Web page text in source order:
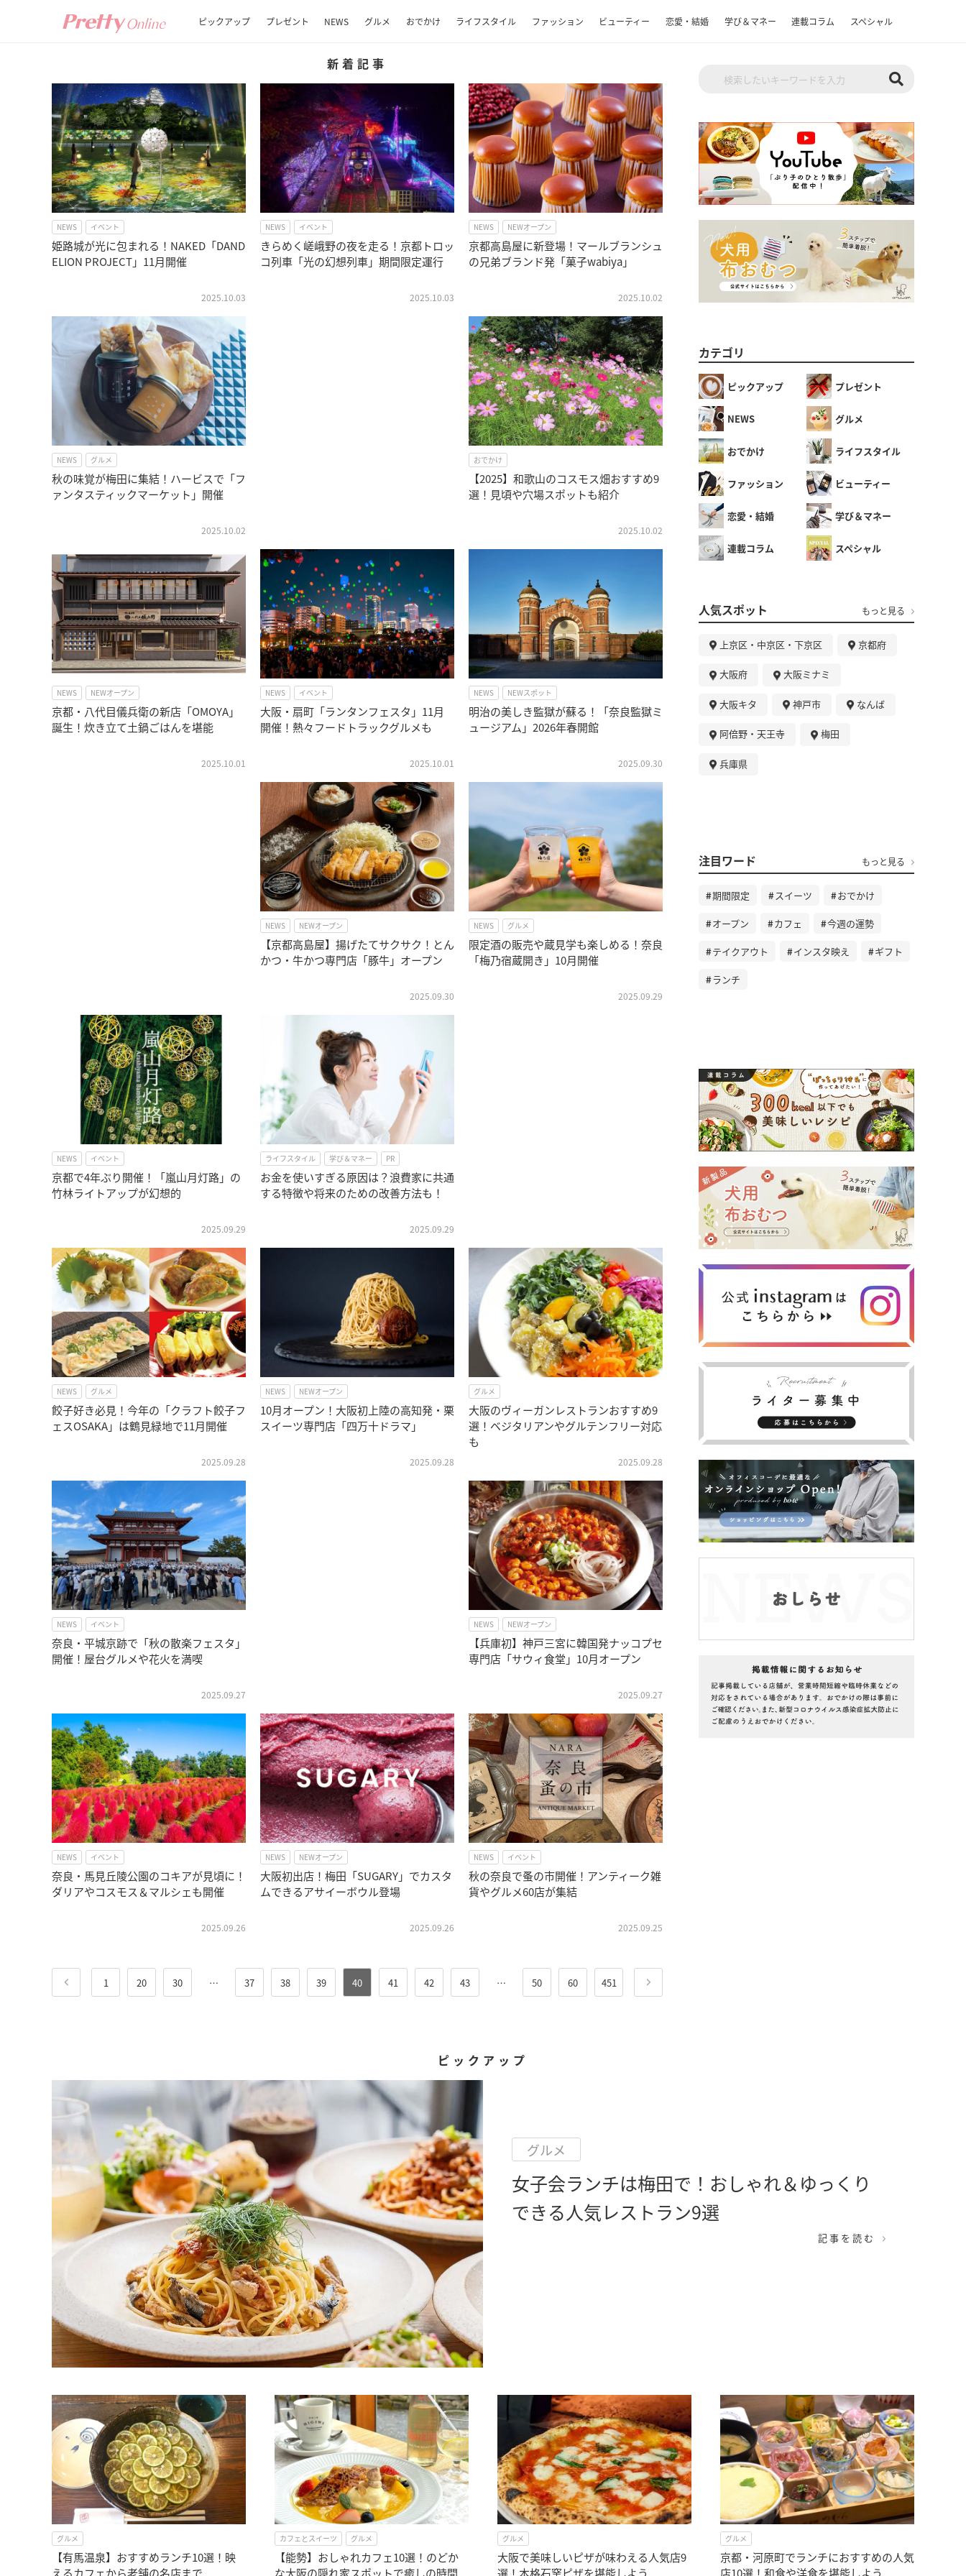
ピックアップ プレゼント NEWS グルメ おでかけ ライフスタイル ファッション ビューティー 恋愛・結婚 学び＆マネー 連載コラム スペシャル
新着記事
NEWS イベント
姫路城が光に包まれる！NAKED「DAND
ELION PROJECT」11月開催
2025.10.03
NEWS イベント
きらめく嵯峨野の夜を走る！京都トロッ
コ列車「光の幻想列車」期間限定運行
2025.10.03
NEWS NEWオープン
京都高島屋に新登場！マールブランシュ
の兄弟ブランド発「菓子wabiya」
2025.10.02
NEWS グルメ
秋の味覚が梅田に集結！ハービスで「フ
ァンタスティックマーケット」開催
2025.10.02
おでかけ
【2025】和歌山のコスモス畑おすすめ9
選！見頃や穴場スポットも紹介
2025.10.02
NEWS NEWオープン
京都・八代目儀兵衛の新店「OMOYA」
誕生！炊き立て土鍋ごはんを堪能
2025.10.01
NEWS イベント
大阪・扇町「ランタンフェスタ」11月
開催！熱々フードトラックグルメも
2025.10.01
NEWS NEWスポット
明治の美しき監獄が蘇る！「奈良監獄ミ
ュージアム」2026年春開館
2025.09.30
NEWS NEWオープン
【京都高島屋】揚げたてサクサク！とん
かつ・牛かつ専門店「豚牛」オープン
2025.09.30
NEWS グルメ
限定酒の販売や蔵見学も楽しめる！奈良
「梅乃宿蔵開き」10月開催
2025.09.29
NEWS イベント
京都で4年ぶり開催！「嵐山月灯路」の
竹林ライトアップが幻想的
2025.09.29
ライフスタイル 学び＆マネー PR
お金を使いすぎる原因は？浪費家に共通
する特徴や将来のための改善方法も！
2025.09.29
NEWS グルメ
餃子好き必見！今年の「クラフト餃子フ
ェスOSAKA」は鶴見緑地で11月開催
2025.09.28
NEWS NEWオープン
10月オープン！大阪初上陸の高知発・栗
スイーツ専門店「四万十ドラマ」
2025.09.28
グルメ
大阪のヴィーガンレストランおすすめ9
選！ベジタリアンやグルテンフリー対応
も
2025.09.28
NEWS イベント
奈良・平城京跡で「秋の散楽フェスタ」
開催！屋台グルメや花火を満喫
2025.09.27
NEWS NEWオープン
【兵庫初】神戸三宮に韓国発ナッコプセ
専門店「サウィ食堂」10月オープン
2025.09.27
NEWS イベント
奈良・馬見丘陵公園のコキアが見頃に！
ダリアやコスモス＆マルシェも開催
2025.09.26
NEWS NEWオープン
大阪初出店！梅田「SUGARY」でカスタ
ムできるアサイーボウル登場
2025.09.26
NEWS イベント
秋の奈良で蚤の市開催！アンティーク雑
貨やグルメ60店が集結
2025.09.25
1 20 30 … 37 38 39 40 41 42 43 … 50 60 451
カテゴリ
ピックアップ プレゼント
NEWS グルメ
おでかけ ライフスタイル
ファッション ビューティー
恋愛・結婚 学び＆マネー
連載コラム スペシャル
人気スポット もっと見る
上京区・中京区・下京区 京都府
大阪府 大阪ミナミ
大阪キタ 神戸市 なんば
阿倍野・天王寺 梅田
兵庫県
注目ワード もっと見る
期間限定 スイーツ おでかけ
オープン カフェ 今週の運勢
テイクアウト インスタ映え ギフト
ランチ
ピックアップ
グルメ
女子会ランチは梅田で！おしゃれ＆ゆっくり
できる人気レストラン9選
記事を読む
グルメ
【有馬温泉】おすすめランチ10選！映
えるカフェから老舗の名店まで
カフェとスイーツ グルメ
【能勢】おしゃれカフェ10選！のどか
な大阪の隠れ家スポットで癒しの時間
グルメ
大阪で美味しいピザが味わえる人気店9
選！本格石窯ピザを堪能しよう
グルメ
京都・河原町でランチにおすすめの人気
店10選！和食や洋食を堪能しよう